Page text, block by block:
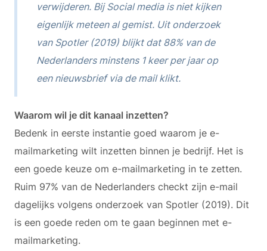
verwijderen. Bij Social media is niet kijken
eigenlijk meteen al gemist. Uit onderzoek
van Spotler (2019) blijkt dat 88% van de
Nederlanders minstens 1 keer per jaar op
een nieuwsbrief via de mail klikt.
Waarom wil je dit kanaal inzetten?
Bedenk in eerste instantie goed waarom je e-
mailmarketing wilt inzetten binnen je bedrijf. Het is
een goede keuze om e-mailmarketing in te zetten.
Ruim 97% van de Nederlanders checkt zijn e-mail
dagelijks volgens onderzoek van Spotler (2019). Dit
is een goede reden om te gaan beginnen met e-
mailmarketing.